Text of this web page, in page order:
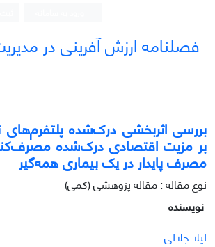
فصلنامه ارزش آفرینی در
بررسی اثربخشی درک‌شده پلتفرم‌های
بر مزیت اقتصادی درک‌شده
مصرف پایدار در یک بیماری همه‌گیر
نوع مقاله : مقاله پژوهشی (کمی)
نویسنده
لیلا جلالی